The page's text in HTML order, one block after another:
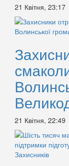
21 Квітня, 23:17
21 Квітня, 22:49